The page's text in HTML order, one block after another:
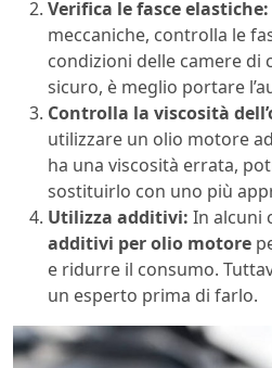
Verifica le fasce elastiche:
meccaniche, controlla le
condizioni delle camere di
sicuro, è meglio portare
Controlla la viscosità
utilizzare un olio motore
ha una viscosità errata,
sostituirlo con uno più
Utilizza additivi: In alcuni
additivi per olio motore
e ridurre il consumo.
un esperto prima di farlo.